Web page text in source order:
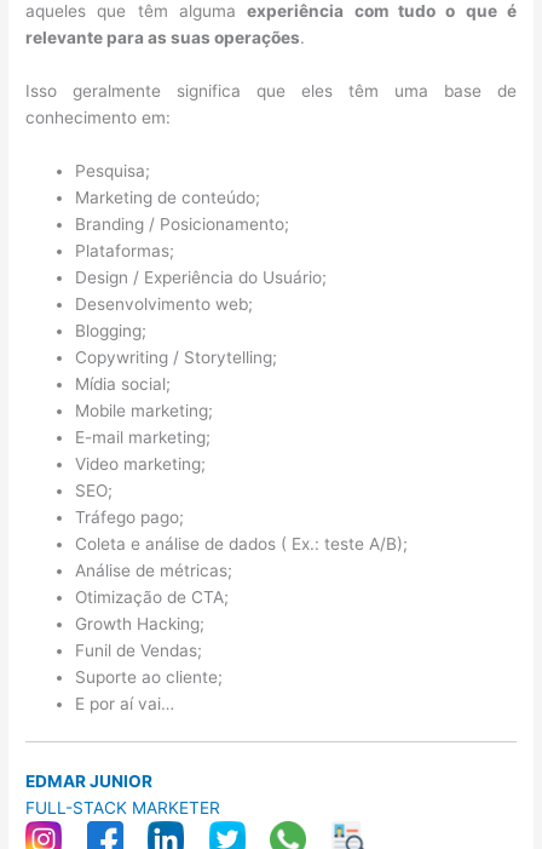
aqueles que têm algumaexperiência com tudo o que é
relevante para as suas operações.
Isso geralmente significa que eles têm uma base de
conhecimento em:
Pesquisa;
Marketing de conteúdo;
Branding / Posicionamento;
Plataformas;
Design / Experiência do Usuário;
Desenvolvimento web;
Blogging;
Copywriting / Storytelling;
Mídia social;
Mobile marketing;
E-mail marketing;
Video marketing;
SEO;
Tráfego pago;
Coleta e análise de dados ( Ex.: teste A/B);
Análise de métricas;
Otimização de CTA;
Growth Hacking;
Funil de Vendas;
Suporte ao cliente;
E por aí vai…
EDMAR JUNIOR
FULL-STACK MARKETER